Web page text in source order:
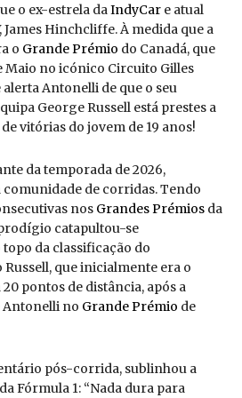
o ex-estrela daIndyCar e atual
James Hinchcliffe. À medida que a
o Grande Prémio do Canadá, que
Maio no icónico Circuito Gilles
Antonelli de que o seu
George Russell está prestes a
vitórias do jovem de 19 anos!
da temporada de 2026,
de corridas. Tendo
nos Grandes Prémios da
catapultou-se
da classificação do
Russell, que inicialmente era o
pontos de distância, após a
no Grande Prémio de
pós-corrida, sublinhou a
Fórmula 1: “Nada dura para